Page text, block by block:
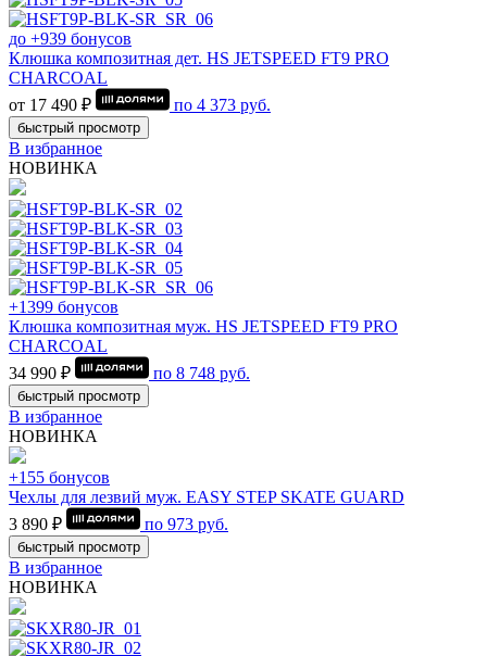
до +939 бонусов
Клюшка композитная дет. HS JETSPEED FT9 PRO
CHARCOAL
от 17 490 ₽
по 4 373 руб.
быстрый просмотр
В избранное
НОВИНКА
+1399 бонусов
Клюшка композитная муж. HS JETSPEED FT9 PRO
CHARCOAL
34 990 ₽
по 8 748 руб.
быстрый просмотр
В избранное
НОВИНКА
+155 бонусов
Чехлы для лезвий муж. EASY STEP SKATE GUARD
3 890 ₽
по 973 руб.
быстрый просмотр
В избранное
НОВИНКА